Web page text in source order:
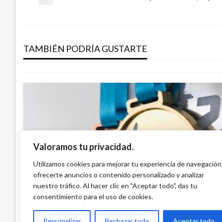
Valoramos tu privacidad.
Utilizamos cookies para mejorar tu experiencia de navegación,
ofrecerte anuncios o contenido personalizado y analizar
nuestro tráfico. Al hacer clic en "Aceptar todo", das tu
consentimiento para el uso de cookies.
entradas
Entrada
TAMBIÉN PODRÍA GUSTARTE
consecutivo el premio de la FIFA
Manuel Reyes Beltran lunes octubre 23, 2017
BOGOTÁ
Gran actuación del Equipo Bogotá en el
Internacional de atletismo
Giovanni Alarcón M. martes abril 8, 2025